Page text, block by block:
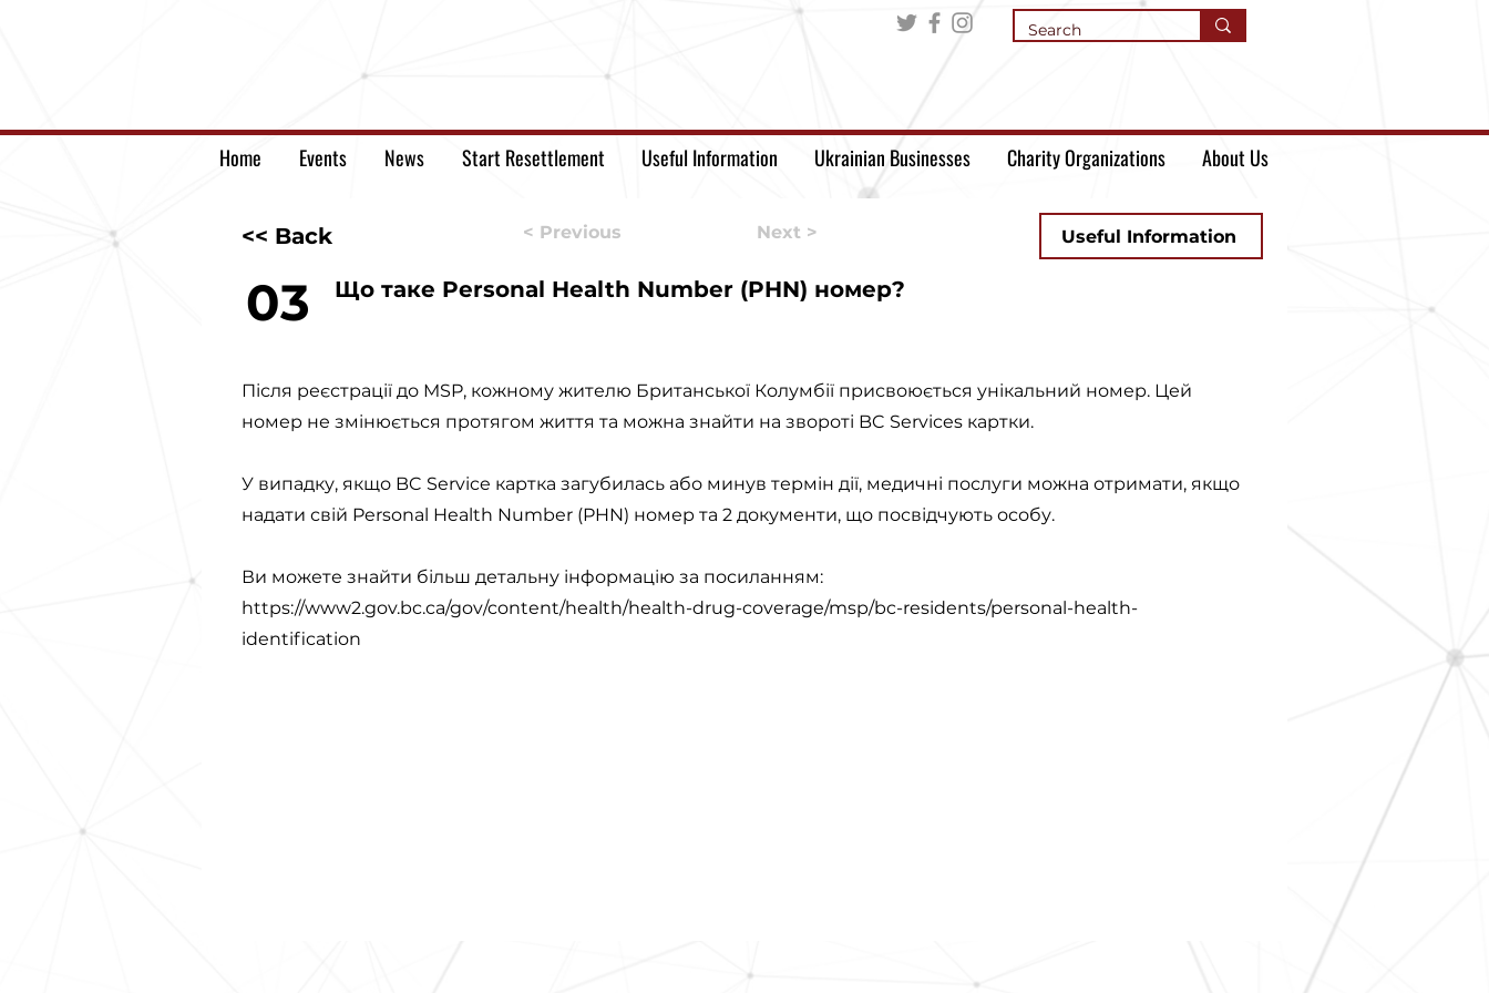
Home Events News Start Resettlement Useful Information Ukrainian Businesses Charity Organizations About Us
<< Back < Previous Next > Useful Information
03 Що таке Personal Health Number (PHN) номер?
Після реєстрації до MSP, кожному жителю Британської Колумбії присвоюється унікальний номер. Цей
номер не змінюється протягом життя та можна знайти на звороті BC Services картки.
У випадку, якщо BC Service картка загубилась або минув термін дії, медичні послуги можна отримати, якщо
надати свій Personal Health Number (PHN) номер та 2 документи, що посвідчують особу.
Ви можете знайти більш детальну інформацію за посиланням:
https://www2.gov.bc.ca/gov/content/health/health-drug-coverage/msp/bc-residents/personal-health-
identification